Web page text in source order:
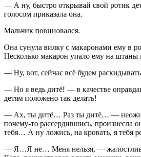
— А ну, быстро открывай свой ротик
голосом приказала она.
Мальчик повиновался.
Она сунула вилку с макаронами ему в
Несколько макарон упало ему на штаны
— Ну, вот, сейчас всё будем
— Но я ведь дитё! — в качестве
детям положено так делать!
— Ах, ты дитё… Раз ты дитё… —
почему-то рассердившись, произнесла
тебя… А ну ложись, на кровать, я тебя
— Я…Я не… Меня нельзя, —